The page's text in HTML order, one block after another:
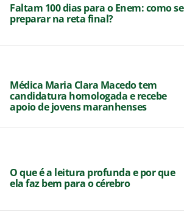
Faltam 100 dias para o Enem: como se
preparar na reta final?
Médica Maria Clara Macedo tem
candidatura homologada e recebe
apoio de jovens maranhenses
O que é a leitura profunda e por que
ela faz bem para o cérebro